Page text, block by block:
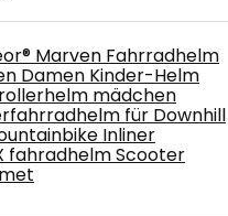
Marven Fahrradhelm
Damen Kinder-Helm
mädchen
für Downhill
Inliner
fahradhelm Scooter